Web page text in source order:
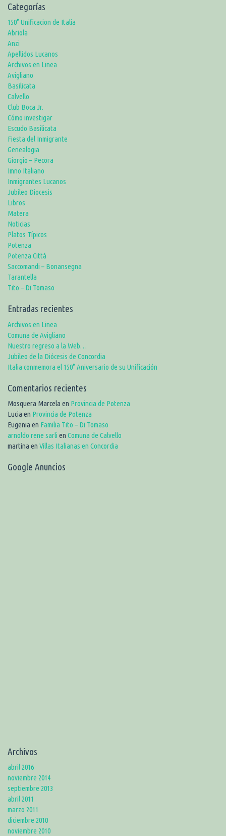
Categorías
150° Unificacion de Italia
Abriola
Anzi
Apellidos Lucanos
Archivos en Linea
Avigliano
Basilicata
Calvello
Club Boca Jr.
Cómo investigar
Escudo Basilicata
Fiesta del Inmigrante
Genealogia
Giorgio – Pecora
Imno Italiano
Inmigrantes Lucanos
Jubileo Diocesis
Libros
Matera
Noticias
Platos Típicos
Potenza
Potenza Città
Saccomandi – Bonansegna
Tarantella
Tito – Di Tomaso
Entradas recientes
Archivos en Linea
Comuna de Avigliano
Nuestro regreso a la Web…
Jubileo de la Diócesis de Concordia
Italia conmemora el 150° Aniversario de su Unificación
Comentarios recientes
Mosquera Marcela en Provincia de Potenza
Lucia en Provincia de Potenza
Eugenia en Familia Tito – Di Tomaso
arnoldo rene sarli en Comuna de Calvello
martina en Villas Italianas en Concordia
Google Anuncios
Archivos
abril 2016
noviembre 2014
septiembre 2013
abril 2011
marzo 2011
diciembre 2010
noviembre 2010